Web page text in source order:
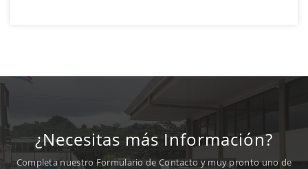
¿Necesitas más Información?
Completa nuestro Formulario de Contacto y muy pronto uno de